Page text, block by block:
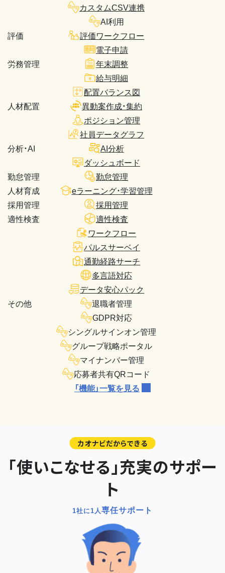
カスタムCSV連携
AI利用
評価
評価ワークフロー
労務管理
電子申請
年末調整
給与明細
人材配置
配置バランス図
異動案作成・集約
ポジション管理
分析・AI
社員データグラフ
AI分析
ダッシュボード
勤怠管理
勤怠管理
人材育成
eラーニング・学習管理
採用管理
採用管理
適性検査
適性検査
その他
ワークフロー
パルスサーベイ
通勤経路サーチ
多言語対応
データ安心パック
退職者管理
GDPR対応
シングルサインオン管理
グループ戦略ポータル
マイナンバー管理
応募者共有QRコード
「機能」一覧を見る
カオナビだからできる
「使いこなせる」充実のサポー
ト
1社に1人専任サポート